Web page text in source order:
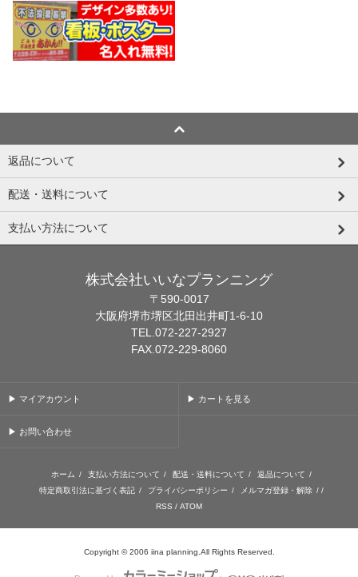
返品について
配送・送料について
支払い方法について
株式会社いいなプランニング
〒590-0017
大阪府堺市堺区北田出井町1-6-10
TEL.072-227-2927
FAX.072-229-8060
▶ マイアカウント ▶ カートを見る
▶ お問い合わせ
ホーム / 支払い方法について / 配送・送料について / 返品について /
特定商取引法に基づく表記 / プライバシーポリシー / メルマガ登録・解除 / /
RSS / ATOM
Copyright © 2006 iina planning.All Rights Reserved.